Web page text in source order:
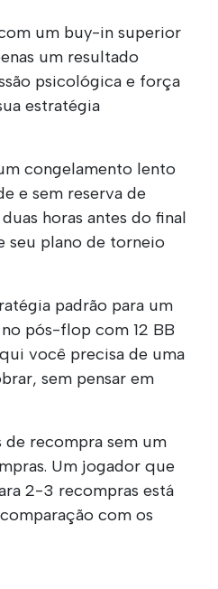
um buy-in superior
um resultado
psicológica e força
estratégia
congelamento lento
e sem reserva de
horas antes do final
seu plano de torneio
padrão para um
pós-flop com 12 BB
você precisa de uma
sem pensar em
recompra sem um
Um jogador que
2-3 recompras está
com os